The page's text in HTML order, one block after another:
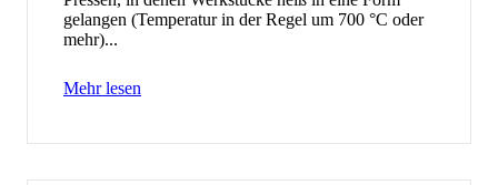
gelangen (Temperatur in der Regel um 700 °C oder
mehr)...
Mehr lesen